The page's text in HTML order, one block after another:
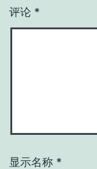
评论 *
显示名称 *